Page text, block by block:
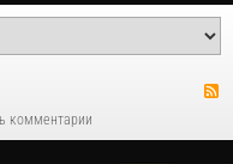
комментарии